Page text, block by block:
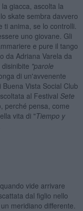
giacca, ascolta la
skate sembra davvero
anima, se lo controlli.
uno giovane. Gli
e pure il tango
da Adriana Varela da
"parole
di un'avvenente
Vista Social Club
al Festival Sete
perché pensa, come
vita di "Tiempo y
vide arrivare
dal figlio nello
meridiano differente.